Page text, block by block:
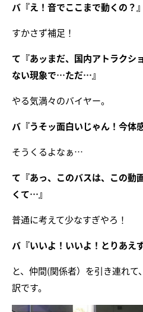
バ『え！音でここまで動くの？』
すかさず補足！
て『あッまだ、国内アトラクシ
ない現象で…ただ…』
やる気満々のバイヤー。
バ『うそッ面白いじゃん！今体
そうくるよなぁ…
て『あっ、このバスは、この動
くて…』
普通に考えて少なすぎやろ！
バ『いいよ！いいよ！とりあえ
と、仲間(関係者）を引き連れ
訳です。